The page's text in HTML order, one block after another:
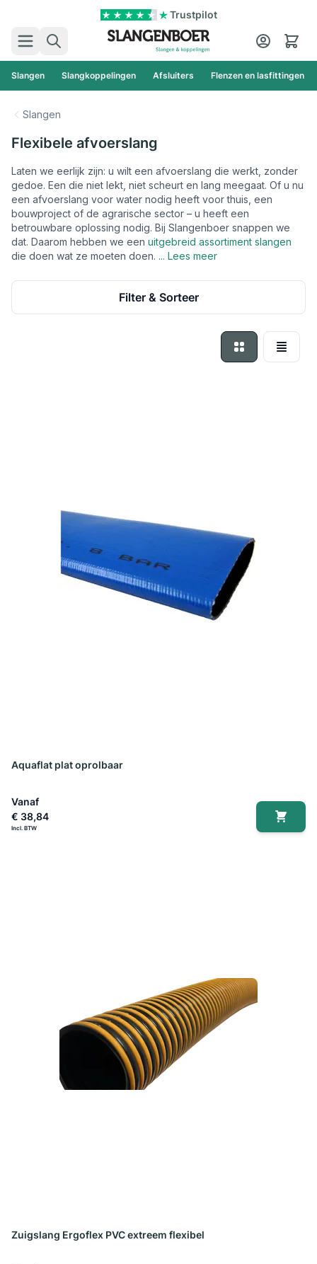
Trustpilot
Zoek
Cart
Slangen Slangkoppelingen Afsluiters Flenzen en lasfittingen
Slangen
Flexibele afvoerslang
Laten we eerlijk zijn: u wilt een afvoerslang die werkt, zonder
gedoe. Een die niet lekt, niet scheurt en lang meegaat. Of u nu
een afvoerslang voor water nodig heeft voor thuis, een
bouwproject of de agrarische sector – u heeft een
betrouwbare oplossing nodig. Bij Slangenboer snappen we
dat. Daarom hebben we een uitgebreid assortiment slangen
die doen wat ze moeten doen. ... Lees meer
Filter & Sorteer
Foto-tabelLijst
Aquaflat plat oprolbaar
Vanaf
€ 38,84
Zuigslang Ergoflex PVC extreem flexibel